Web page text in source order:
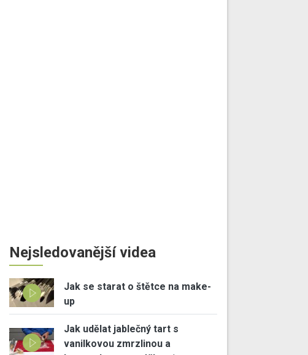
Nejsledovanější videa
Jak se starat o štětce na make-
up
Jak udělat jablečný tart s
vanilkovou zmrzlinou a